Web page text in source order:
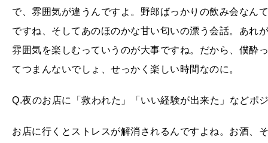
で、雰囲気が違うんですよ。野郎ばっかりの飲み会なん
ですね、そしてあのほのかな甘い匂いの漂う会話。あれ
雰囲気を楽しむっていうのが大事ですね。だから、僕酔
てつまんないでしょ、せっかく楽しい時間なのに。
Q.夜のお店に「救われた」「いい経験が出来た」などポ
お店に行くとストレスが解消されるんですよね。お酒、